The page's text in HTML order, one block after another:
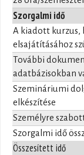
Szorgalmi idő
Összesített idő
A kiadott kurzus,
elsajátításához
További
adatbázisokban
Szemináriumi
elkészítése
Személyre
Szorgalmi idő